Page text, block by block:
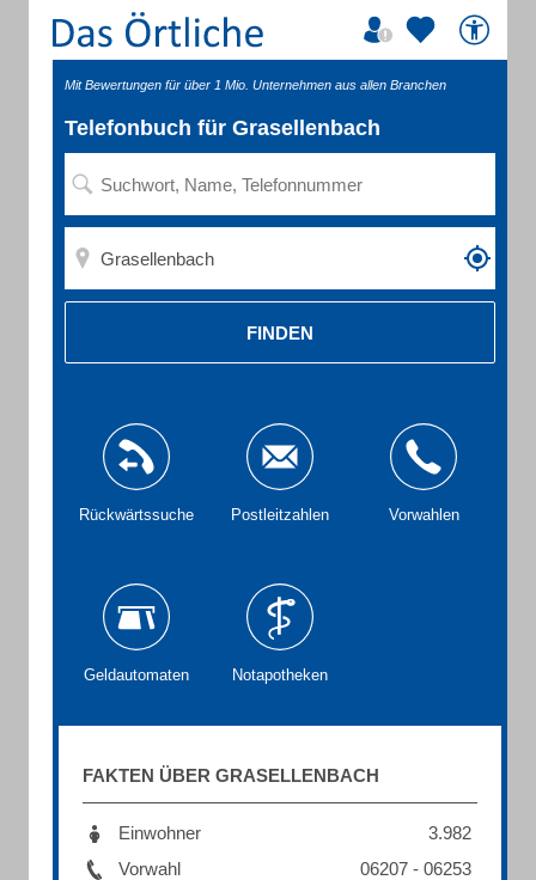
Mit Bewertungen für über 1 Mio. Unternehmen aus allen Branchen
Telefonbuch für Grasellenbach
FINDEN
Rückwärtssuche Postleitzahlen Vorwahlen
Geldautomaten Notapotheken
FAKTEN ÜBER GRASELLENBACH
Einwohner
3.982
Vorwahl
06207 - 06253